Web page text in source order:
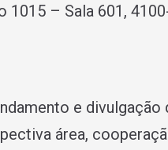
1015 – Sala 601,
e
área,